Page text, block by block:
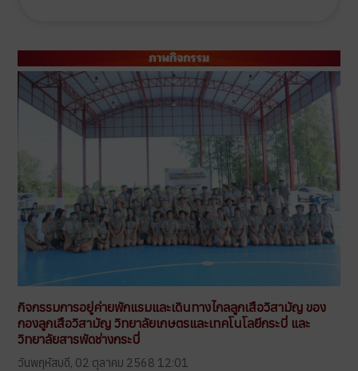
กิจกรรมการอยู่ค่ายพักแรมและเดินทางไกลลูกเสือวิสามัญ ของ
กองลูกเสือวิสามัญ วิทยาลัยเกษตรและเทคโนโลยีกระบี่ และ
วิทยาลัยสารพัดช่างกระบี่
วันพฤหัสบดี, 02 ตุลาคม 2568 12:01